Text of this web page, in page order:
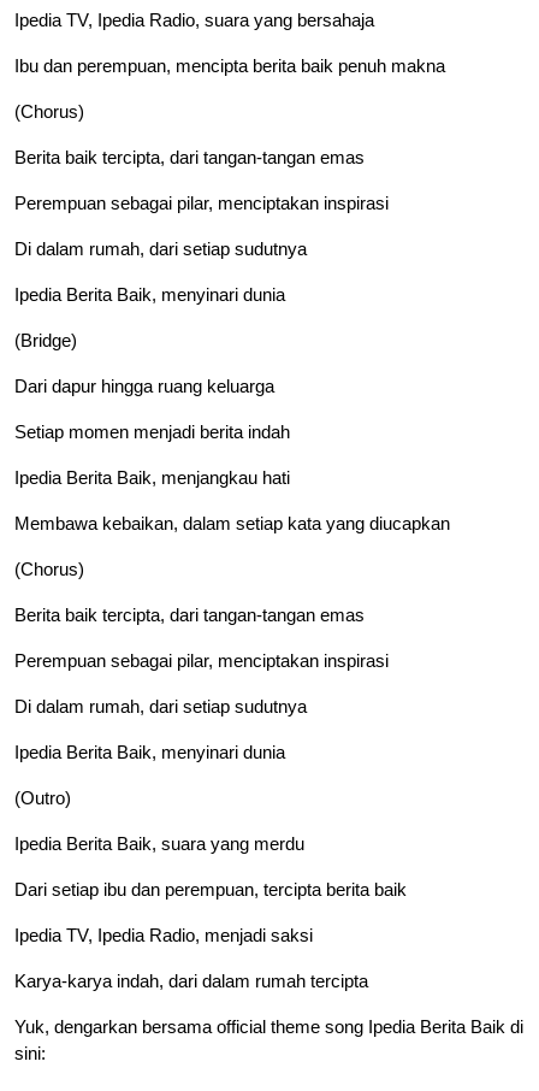
Ipedia TV, Ipedia Radio, suara yang bersahaja
Ibu dan perempuan, mencipta berita baik penuh makna
(Chorus)
Berita baik tercipta, dari tangan-tangan emas
Perempuan sebagai pilar, menciptakan inspirasi
Di dalam rumah, dari setiap sudutnya
Ipedia Berita Baik, menyinari dunia
(Bridge)
Dari dapur hingga ruang keluarga
Setiap momen menjadi berita indah
Ipedia Berita Baik, menjangkau hati
Membawa kebaikan, dalam setiap kata yang diucapkan
(Chorus)
Berita baik tercipta, dari tangan-tangan emas
Perempuan sebagai pilar, menciptakan inspirasi
Di dalam rumah, dari setiap sudutnya
Ipedia Berita Baik, menyinari dunia
(Outro)
Ipedia Berita Baik, suara yang merdu
Dari setiap ibu dan perempuan, tercipta berita baik
Ipedia TV, Ipedia Radio, menjadi saksi
Karya-karya indah, dari dalam rumah tercipta
Yuk, dengarkan bersama official theme song Ipedia Berita Baik di
sini: